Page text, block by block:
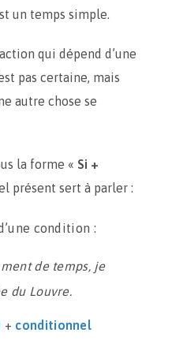
un temps simple.
qui dépend d’une
pas certaine, mais
autre chose se
la forme « Si +
présent sert à parler :
condition :
de temps, je
du Louvre.
+ conditionnel